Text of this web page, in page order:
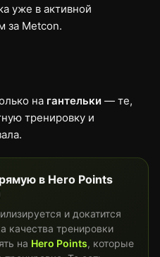
уже в активной
за Metcon.
на гантельки — те,
тренировку и
в Hero Points
и докатится
качества тренировки
на Hero Points, которые